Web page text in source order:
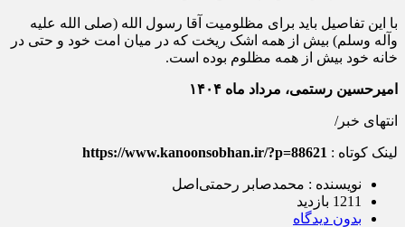
با این تفاصیل باید برای مظلومیت آقا رسول الله (صلی الله علیه
وآله وسلم) بیش از همه اشک ریخت که در میان امت خود و حتی در
خانه خود بیش از همه مظلوم بوده است.
امیرحسین رستمی، مرداد ماه ۱۴۰۴
انتهای خبر/
لینک کوتاه : https://www.kanoonsobhan.ir/?p=88621
نویسنده : محمدصابر رحمتی‌اصل
1211 بازدید
بدون دیدگاه